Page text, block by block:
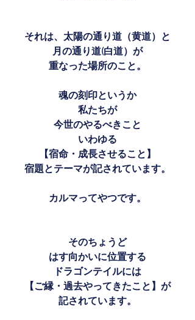
それは、太陽の通り道（黄道）と
月の通り道(白道）が
重なった場所のこと。
魂の刻印というか
私たちが
今世のやるべきこと
いわゆる
【宿命・成長させること】
宿題とテーマが記されています。
カルマってやつです。
そのちょうど
はす向かいに位置する
ドラゴンテイルには
【ご縁・過去やってきたこと】が
記されています。